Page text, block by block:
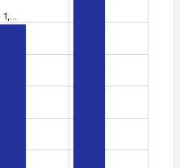
1,…